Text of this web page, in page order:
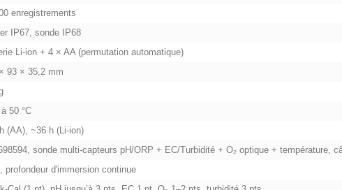
enregistrements
IP67, sonde IP68
Li-ion + 4 × AA (permutation automatique)
93 × 35,2 mm
50 °C
(AA), ~36 h (Li-ion)
sonde multi-capteurs pH/ORP + EC/Turbidité + O₂ optique + température,
profondeur d'immersion continue